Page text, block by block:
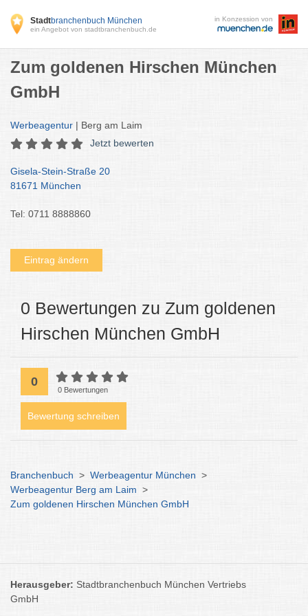
Stadtbranchenbuch München
ein Angebot von stadtbranchenbuch.de
in Konzession von
Zum goldenen Hirschen München
GmbH
Werbeagentur | Berg am Laim
Jetzt bewerten
Gisela-Stein-Straße 20
81671 München
Tel: 0711 8888860
Eintrag ändern
0 Bewertungen zu Zum goldenen
Hirschen München GmbH
0
0 Bewertungen
Bewertung schreiben
Branchenbuch > Werbeagentur München >
Werbeagentur Berg am Laim >
Zum goldenen Hirschen München GmbH
Herausgeber: Stadtbranchenbuch München Vertriebs
GmbH